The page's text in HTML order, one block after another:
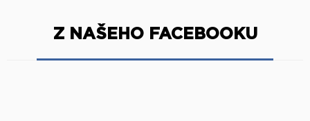
Z NAŠEHO FACEBOOKU